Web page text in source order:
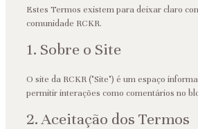
Estes Termos existem para deixar claro
comunidade RCKR.
1. Sobre o Site
O site da RCKR ("Site") é um espaço
permitir interações como comentários no
2. Aceitação dos Termos